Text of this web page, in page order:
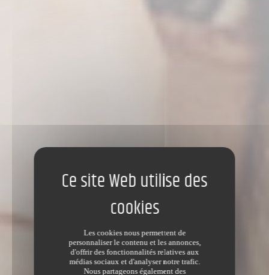
Les cookies nous permettent de
personnaliser le contenu et les annonces,
d'offrir des fonctionnalités relatives aux
médias sociaux et d'analyser notre trafic.
Nous partageons également des